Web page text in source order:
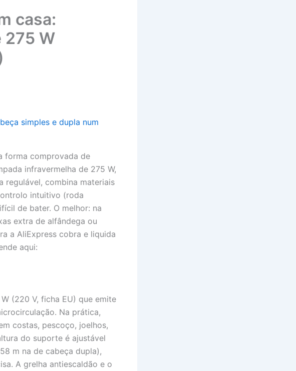
casa:
275 W
forma comprovada de
infravermelha de 275 W,
regulável, combina materiais
intuitivo (roda
de bater. O melhor: na
extra de alfândega ou
a AliExpress cobra e liquida
aqui:
(220 V, ficha EU) que emite
Na prática,
costas, pescoço, joelhos,
do suporte é ajustável
m na de cabeça dupla),
A grelha antiescaldão e o